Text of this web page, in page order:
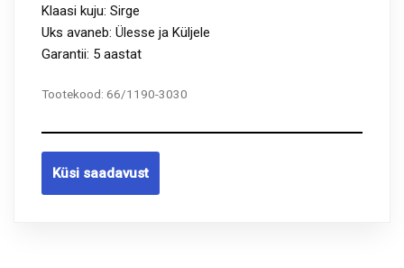
Klaasi kuju: Sirge
Uks avaneb: Ülesse ja Küljele
Garantii: 5 aastat
Tootekood: 66/1190-3030
Küsi saadavust